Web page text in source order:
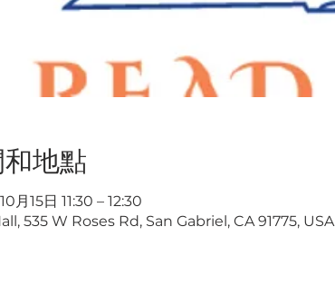
地點
月15日 11:30 – 12:30
535 W Roses Rd, San Gabriel, CA 91775, USA